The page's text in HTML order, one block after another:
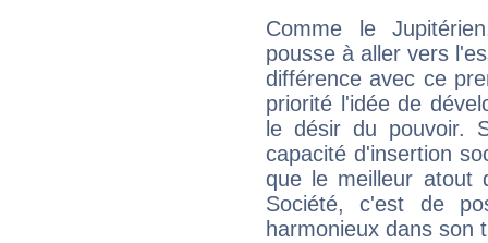
Comme le
pousse à aller vers
différence avec ce
priorité l'idée de
le désir du pouvoir.
capacité d'insertion
que le meilleur atout
Société, c'est de
harmonieux dans son